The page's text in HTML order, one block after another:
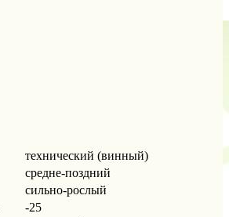
технический (винный)
средне-поздний
сильно-рослый
-25